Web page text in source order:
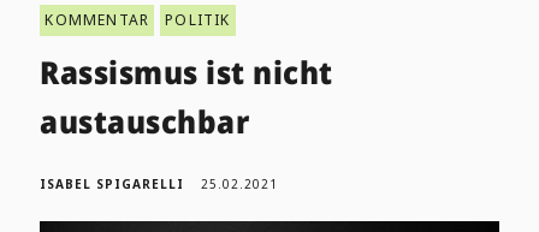
KOMMENTAR POLITIK
Rassismus ist nicht
austauschbar
ISABEL SPIGARELLI 25.02.2021